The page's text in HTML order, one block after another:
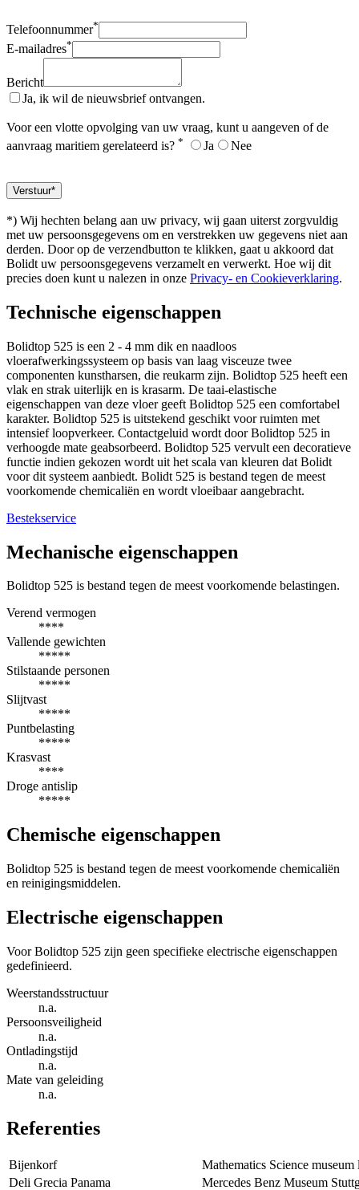
Telefoonnummer*
E-mailadres*
Bericht
Ja, ik wil de nieuwsbrief ontvangen.
Voor een vlotte opvolging van uw vraag, kunt u aangeven of de
aanvraag maritiem gerelateerd is? * Ja Nee
*) Wij hechten belang aan uw privacy, wij gaan uiterst zorgvuldig
met uw persoonsgegevens om en verstrekken uw gegevens niet aan
derden. Door op de verzendbutton te klikken, gaat u akkoord dat
Bolidt uw persoonsgegevens verzamelt en verwerkt. Hoe wij dit
precies doen kunt u nalezen in onze Privacy- en Cookieverklaring.
Technische eigenschappen
Bolidtop 525 is een 2 - 4 mm dik en naadloos
vloerafwerkingssysteem op basis van laag visceuze twee
componenten kunstharsen, die reukarm zijn. Bolidtop 525 heeft een
vlak en strak uiterlijk en is krasarm. De taai-elastische
eigenschappen van deze vloer geeft Bolidtop 525 een comfortabel
karakter. Bolidtop 525 is uitstekend geschikt voor ruimten met
intensief loopverkeer. Contactgeluid wordt door Bolidtop 525 in
verhoogde mate geabsorbeerd. Bolidtop 525 vervult een decoratieve
functie indien gekozen wordt uit het scala van kleuren dat Bolidt
voor dit systeem aanbiedt. Bolidt 525 is bestand tegen de meest
voorkomende chemicaliën en wordt vloeibaar aangebracht.
Bestekservice
Mechanische eigenschappen
Bolidtop 525 is bestand tegen de meest voorkomende belastingen.
Verend vermogen
****
Vallende gewichten
*****
Stilstaande personen
*****
Slijtvast
*****
Puntbelasting
*****
Krasvast
****
Droge antislip
*****
Chemische eigenschappen
Bolidtop 525 is bestand tegen de meest voorkomende chemicaliën
en reinigingsmiddelen.
Electrische eigenschappen
Voor Bolidtop 525 zijn geen specifieke electrische eigenschappen
gedefinieerd.
Weerstandsstructuur
n.a.
Persoonsveiligheid
n.a.
Ontladingstijd
n.a.
Mate van geleiding
n.a.
Referenties
Bijenkorf
Mathematics Science museum
Deli Grecia Panama
Mercedes Benz Museum